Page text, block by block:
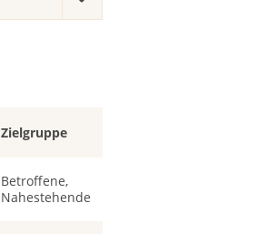
Zielgruppe
Betroffene,
Nahestehende